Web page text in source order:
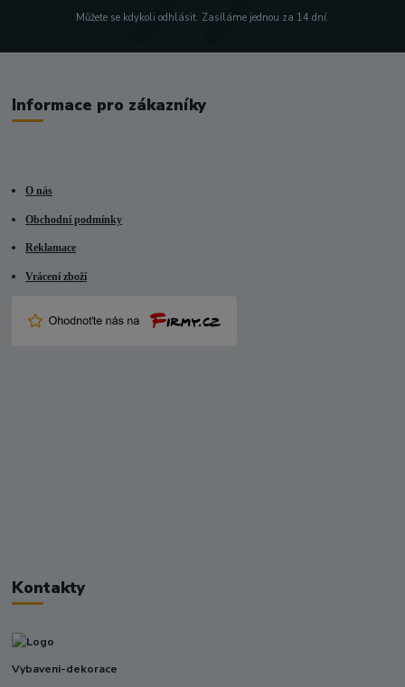
Můžete se kdykoli odhlásit. Zasíláme jednou za 14 dní.
Informace pro zákazníky
O nás
Obchodní podmínky
Reklamace
Vrácení zboží
Kontakty
Vybaveni-dekorace